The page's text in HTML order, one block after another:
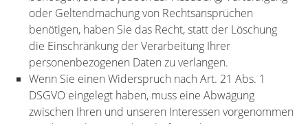
oder Geltendmachung von Rechtsansprüchen
benötigen, haben Sie das Recht, statt der Löschung
die Einschränkung der Verarbeitung Ihrer
personenbezogenen Daten zu verlangen.
Wenn Sie einen Widerspruch nach Art. 21 Abs. 1
DSGVO eingelegt haben, muss eine Abwägung
zwischen Ihren und unseren Interessen vorgenommen